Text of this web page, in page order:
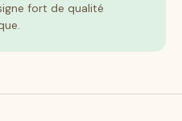
fort de qualité